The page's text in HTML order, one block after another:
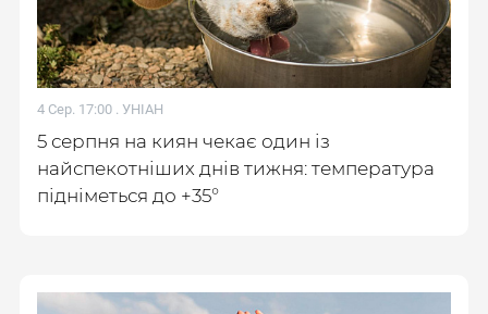
4 Сер. 17:00 . УНІАН
5 серпня на киян чекає один із
найспекотніших днів тижня: температура
підніметься до +35°